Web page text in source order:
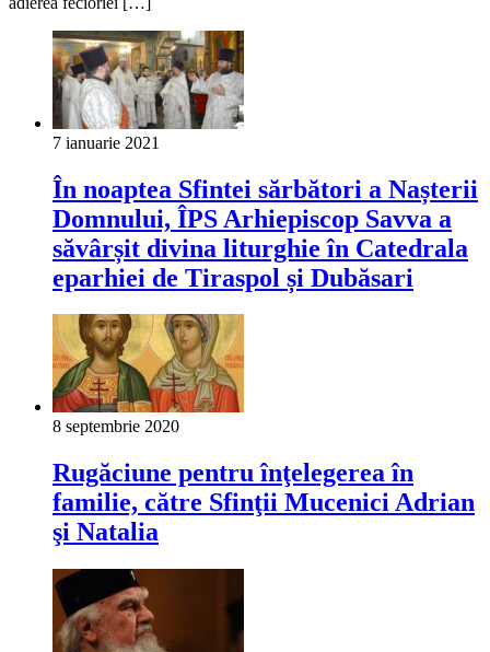
7 ianuarie 2021
În noaptea Sfintei sărbători a Nașterii
Domnului, ÎPS Arhiepiscop Savva a
săvârșit divina liturghie în Catedrala
eparhiei de Tiraspol și Dubăsari
8 septembrie 2020
Rugăciune pentru înţelegerea în
familie, către Sfinţii Mucenici Adrian
şi Natalia